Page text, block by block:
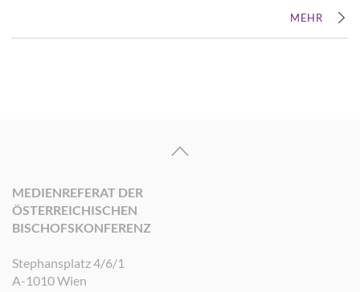
MEHR
MEDIENREFERAT DER
ÖSTERREICHISCHEN
BISCHOFSKONFERENZ
Stephansplatz 4/6/1
A-1010 Wien